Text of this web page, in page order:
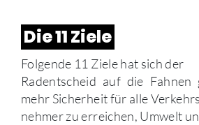
Die 11 Ziele
Folgende 11 Ziele hat sich der
Radentscheid auf die Fahnen
mehr Sicherheit für alle
nehmer zu erreichen, Umwelt